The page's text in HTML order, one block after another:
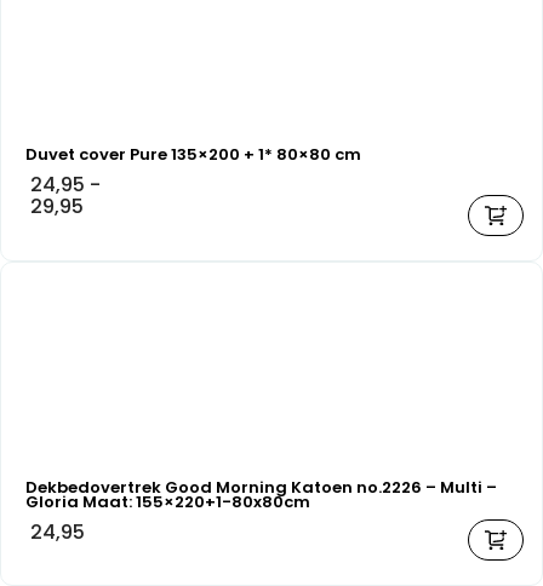
Duvet cover Pure 135×200 + 1* 80×80 cm
24,95 -
29,95
Dekbedovertrek Good Morning Katoen no.2226 – Multi –
Gloria Maat: 155×220+1-80x80cm
24,95